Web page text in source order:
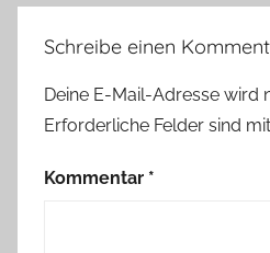
Schreibe einen
Deine E-Mail-Adresse wird
Erforderliche Felder sind mit
Kommentar *